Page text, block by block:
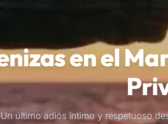
en el
Un último adiós íntimo y respetuoso